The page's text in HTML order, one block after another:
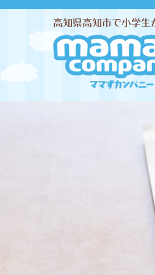
高知県高知市で小学生